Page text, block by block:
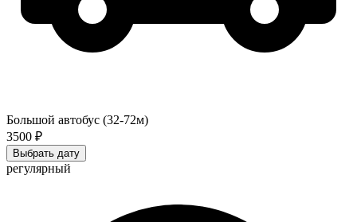
Большой автобус (32-72м)
3500 ₽
Выбрать дату
регулярный